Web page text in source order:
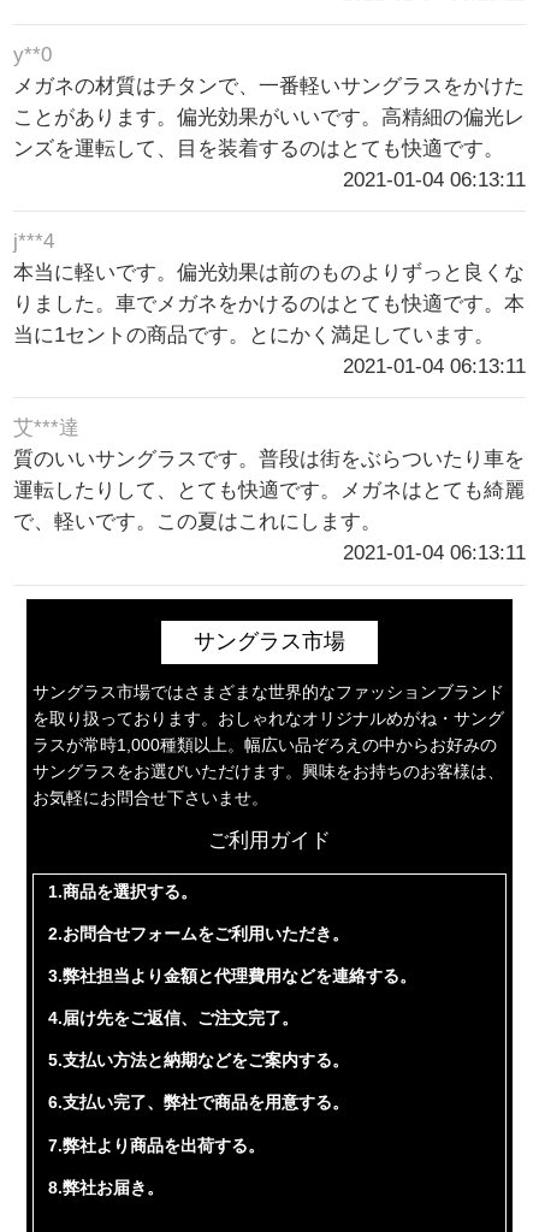
y**0
メガネの材質はチタンで、一番軽いサングラスをかけた
ことがあります。偏光効果がいいです。高精細の偏光レ
ンズを運転して、目を装着するのはとても快適です。
2021-01-04 06:13:11
j***4
本当に軽いです。偏光効果は前のものよりずっと良くな
りました。車でメガネをかけるのはとても快適です。本
当に1セントの商品です。とにかく満足しています。
2021-01-04 06:13:11
艾***達
質のいいサングラスです。普段は街をぶらついたり車を
運転したりして、とても快適です。メガネはとても綺麗
で、軽いです。この夏はこれにします。
2021-01-04 06:13:11
サングラス市場
サングラス市場ではさまざまな世界的なファッションブランド
を取り扱っております。おしゃれなオリジナルめがね・サング
ラスが常時1,000種類以上。幅広い品ぞろえの中からお好みの
サングラスをお選びいただけます。興味をお持ちのお客様は、
お気軽にお問合せ下さいませ。
ご利用ガイド
1.商品を選択する。
2.お問合せフォームをご利用いただき。
3.弊社担当より金額と代理費用などを連絡する。
4.届け先をご返信、ご注文完了。
5.支払い方法と納期などをご案内する。
6.支払い完了、弊社で商品を用意する。
7.弊社より商品を出荷する。
8.弊社お届き。